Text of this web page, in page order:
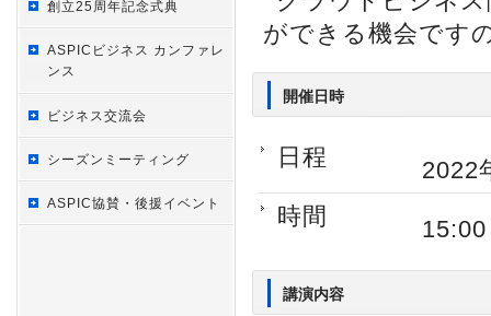
創立25周年記念式典
ASPICビジネス カンファレ
ンス
ビジネス交流会
シーズンミーティング
ASPIC協賛・後援イベント
ができる機会です
開催日時
日程
2022
時間
講演内容